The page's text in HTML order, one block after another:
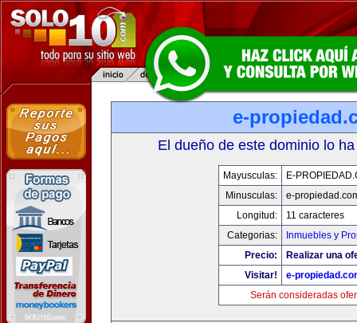
e-
El dueño de este dominio lo
Mayusculas:
E-
Minusculas:
e-
Longitud:
11 caracteres
Categorias:
Inmuebles y
Precio:
Realizar una
Visitar!
e-
Serán consideradas